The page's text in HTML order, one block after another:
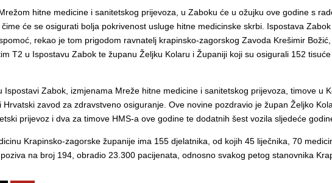
hitne medicine i sanitetskog prijevoza, u Zaboku će u ožujku ove godine s
će se osigurati bolja pokrivenost usluge hitne medicinske skrbi. Ispostava
rekao je tom prigodom ravnatelj krapinsko-zagorskog Zavoda Krešimir
T2 u Ispostavu Zabok te županu Željku Kolaru i Županiji koji su osigurali 152
Ispostavi Zabok, izmjenama Mreže hitne medicine i sanitetskog prijevoza, timove u
Hrvatski zavod za zdravstveno osiguranje. Ove novine pozdravio je župan Željko
prijevoz i dva za timove HMS-a ove godine te dodatnih šest vozila sljedeće
Krapinsko-zagorske županije ima 155 djelatnika, od kojih 45 liječnika, 70
na broj 194, obradio 23.300 pacijenata, odnosno svakog petog stanovnika